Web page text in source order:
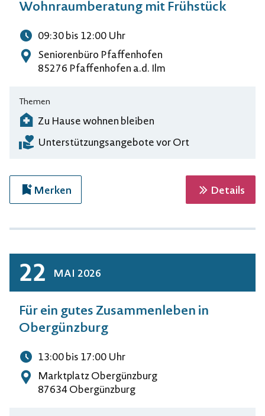
Wohnraumberatung mit Frühstück
Uhrzeit
09:30bis 12:00 Uhr
Adresse
Seniorenbüro Pfaffenhofen
85276 Pfaffenhofen a.d. Ilm
Themen
Zu Hause wohnen bleiben
Unterstützungsangebote vor Ort
Merken Details
Für ein gutes Zusammenleben in
Obergünzburg
22 MAI 2026
Uhrzeit
13:00bis 17:00 Uhr
Adresse
Marktplatz Obergünzburg
87634 Obergünzburg